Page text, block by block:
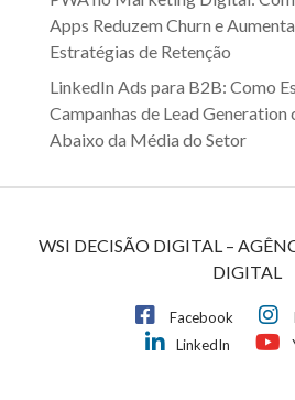
Apps Reduzem Churn e
Estratégias de Retenção
LinkedIn Ads para B2B: Como
Campanhas de Lead Generation
Abaixo da Média do Setor
WSI DECISÃO DIGITAL –
DIGITAL
Facebook
LinkedIn